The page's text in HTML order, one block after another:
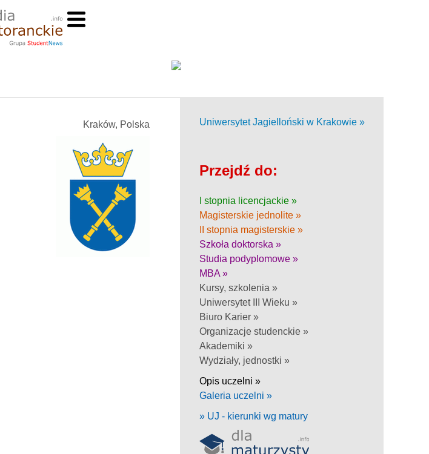
Kraków, Polska Uniwersytet Jagielloński w Krakowie »
Przejdź do:
I stopnia licencjackie »
Magisterskie jednolite »
II stopnia magisterskie »
Szkoła doktorska »
Studia podyplomowe »
MBA »
Kursy, szkolenia »
Uniwersytet III Wieku »
Biuro Karier »
Organizacje studenckie »
Akademiki »
Wydziały, jednostki »
Opis uczelni »
Galeria uczelni »
» UJ - kierunki wg matury